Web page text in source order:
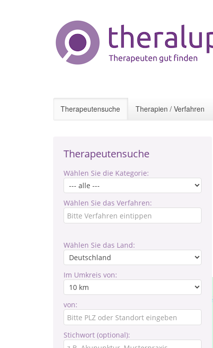
Therapeutensuche Therapien / Verfahren
Therapeutensuche
Wählen Sie die Kategorie:
Wählen Sie das Verfahren:
Wählen Sie das Land:
Im Umkreis von:
von:
Stichwort (optional):